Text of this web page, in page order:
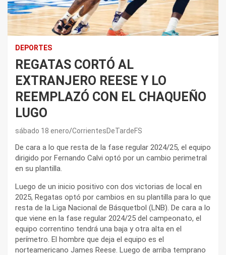
DEPORTES
REGATAS CORTÓ AL
EXTRANJERO REESE Y LO
REEMPLAZÓ CON EL CHAQUEÑO
LUGO
sábado 18 enero CorrientesDeTardeFS
De cara a lo que resta de la fase regular 2024/25, el equipo
dirigido por Fernando Calvi optó por un cambio perimetral
en su plantilla.
Luego de un inicio positivo con dos victorias de local en
2025, Regatas optó por cambios en su plantilla para lo que
resta de la Liga Nacional de Básquetbol (LNB). De cara a lo
que viene en la fase regular 2024/25 del campeonato, el
equipo correntino tendrá una baja y otra alta en el
perímetro. El hombre que deja el equipo es el
norteamericano James Reese. Luego de arriba temprano